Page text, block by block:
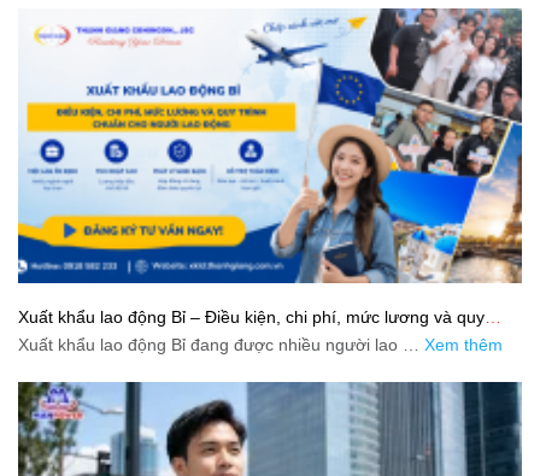
Xuất khẩu lao động Bỉ – Điều kiện, chi phí, mức lương và quy
trình chuẩn cho người lao động
Xuất khẩu lao động Bỉ đang được nhiều người lao … Xem thêm